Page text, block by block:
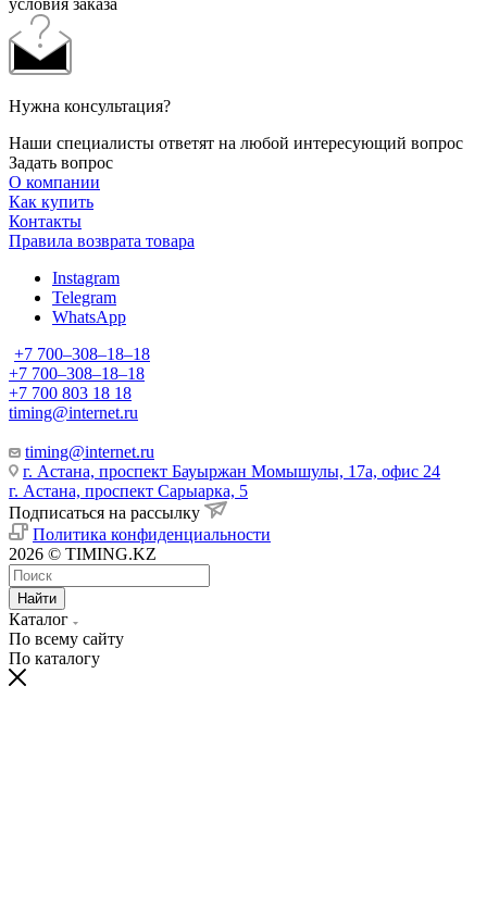
Нужна консультация?
Наши специалисты ответят на любой интересующий вопрос
Задать вопрос
О компании
Как купить
Контакты
Правила возврата товара
Instagram
Telegram
WhatsApp
+7 700‒308‒18‒18
+7 700‒308‒18‒18
+7 700 803 18 18
timing@internet.ru
timing@internet.ru
г. Астана, проспект Бауыржан Момышулы, 17а, офис 24
г. Астана, проспект Сарыарка, 5
Подписаться на рассылку
Политика конфиденциальности
2026 © TIMING.KZ
Найти
Каталог
По всему сайту
По каталогу